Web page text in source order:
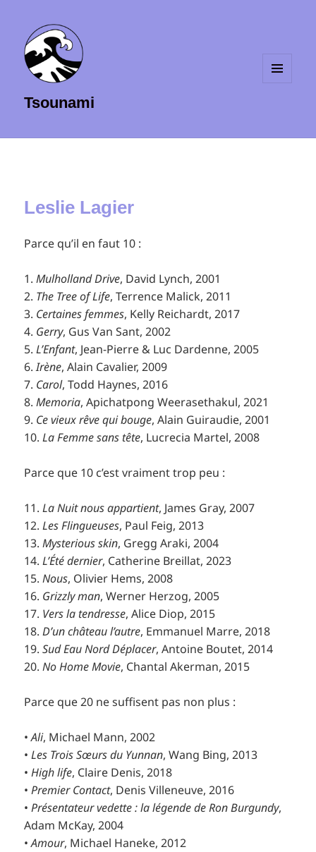
Tsounami
Leslie Lagier
Parce qu’il en faut 10 :
1.Mulholland Drive, David Lynch, 2001
2. The Tree of Life, Terrence Malick, 2011
3. Certaines femmes, Kelly Reichardt, 2017
4. Gerry, Gus Van Sant, 2002
5.L’Enfant, Jean-Pierre & Luc Dardenne, 2005
6.Irène, Alain Cavalier, 2009
7. Carol, Todd Haynes, 2016
8.Memoria, Apichatpong Weerasethakul, 2021
9. Ce vieux rêve qui bouge, Alain Guiraudie, 2001
10.La Femme sans tête, Lucrecia Martel, 2008
Parce que 10 c’est vraiment trop peu :
11.La Nuit nous appartient, James Gray, 2007
12.Les Flingueuses, Paul Feig, 2013
13.Mysterious skin, Gregg Araki, 2004
14.L’Été dernier, Catherine Breillat, 2023
15.Nous, Olivier Hems, 2008
16. Grizzly man, Werner Herzog, 2005
17. Vers la tendresse, Alice Diop, 2015
18.D’un château l’autre, Emmanuel Marre, 2018
19.Sud Eau Nord Déplacer, Antoine Boutet, 2014
20.No Home Movie, Chantal Akerman, 2015
Parce que 20 ne suffisent pas non plus :
•Ali, Michael Mann, 2002
•Les Trois Sœurs du Yunnan, Wang Bing, 2013
•High life, Claire Denis, 2018
•Premier Contact, Denis Villeneuve, 2016
•Présentateur vedette : la légende de Ron Burgundy,
Adam McKay, 2004
•Amour, Michael Haneke, 2012